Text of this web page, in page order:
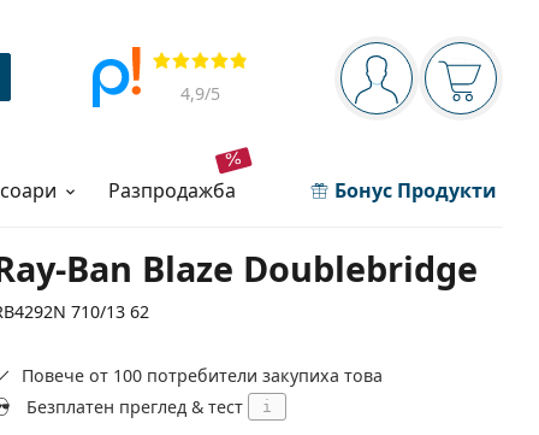
Navigation panel
Вие сте вписани
Прегледи
4,9/5
разпродажба Бонус Продукти
Ban Blaze Doublebridge
710/13 62
Повече от 100 потребители закупиха това
Безплатен преглед & тест
i